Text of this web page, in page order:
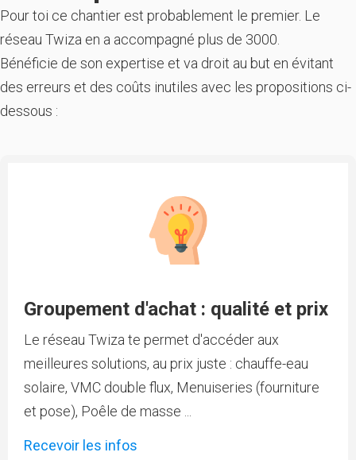
Pour toi ce chantier est probablement le premier. Le
réseau Twiza en a accompagné plus de 3000.
Bénéficie de son expertise et va droit au but en évitant
des erreurs et des coûts inutiles avec les propositions ci-
dessous :
Groupement d'achat : qualité et prix
Le réseau Twiza te permet d'accéder aux
meilleures solutions, au prix juste : chauffe-eau
solaire, VMC double flux, Menuiseries (fourniture
et pose), Poêle de masse ...
Recevoir les infos